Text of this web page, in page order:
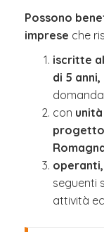
Possono
imprese che
iscritte
di 5 anni,
con
progetto
seguenti
attività